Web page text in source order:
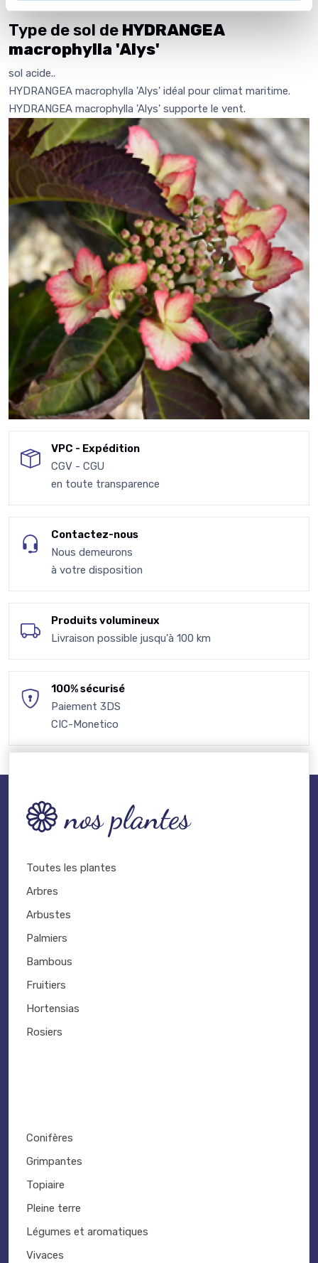
Type de sol de HYDRANGEA
macrophylla 'Alys'
sol acide..
HYDRANGEA macrophylla 'Alys' idéal pour climat maritime.
HYDRANGEA macrophylla 'Alys' supporte le vent.
VPC - Expédition
CGV - CGU
en toute transparence
Contactez-nous
Nous demeurons
à votre disposition
Produits volumineux
Livraison possible jusqu'à 100 km
100% sécurisé
Paiement 3DS
CIC-Monetico
nos plantes
Toutes les plantes
Arbres
Arbustes
Palmiers
Bambous
Fruitiers
Hortensias
Rosiers
Conifères
Grimpantes
Topiaire
Pleine terre
Légumes et aromatiques
Vivaces